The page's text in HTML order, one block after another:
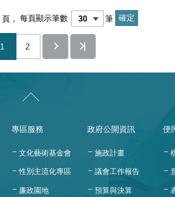
頁，每頁顯示筆數 筆
1 2
專區服務
文化藝術基金會
性別主流化專區
廉政園地
政府公開資訊
施政計畫
議會工作報告
預算與決算
便